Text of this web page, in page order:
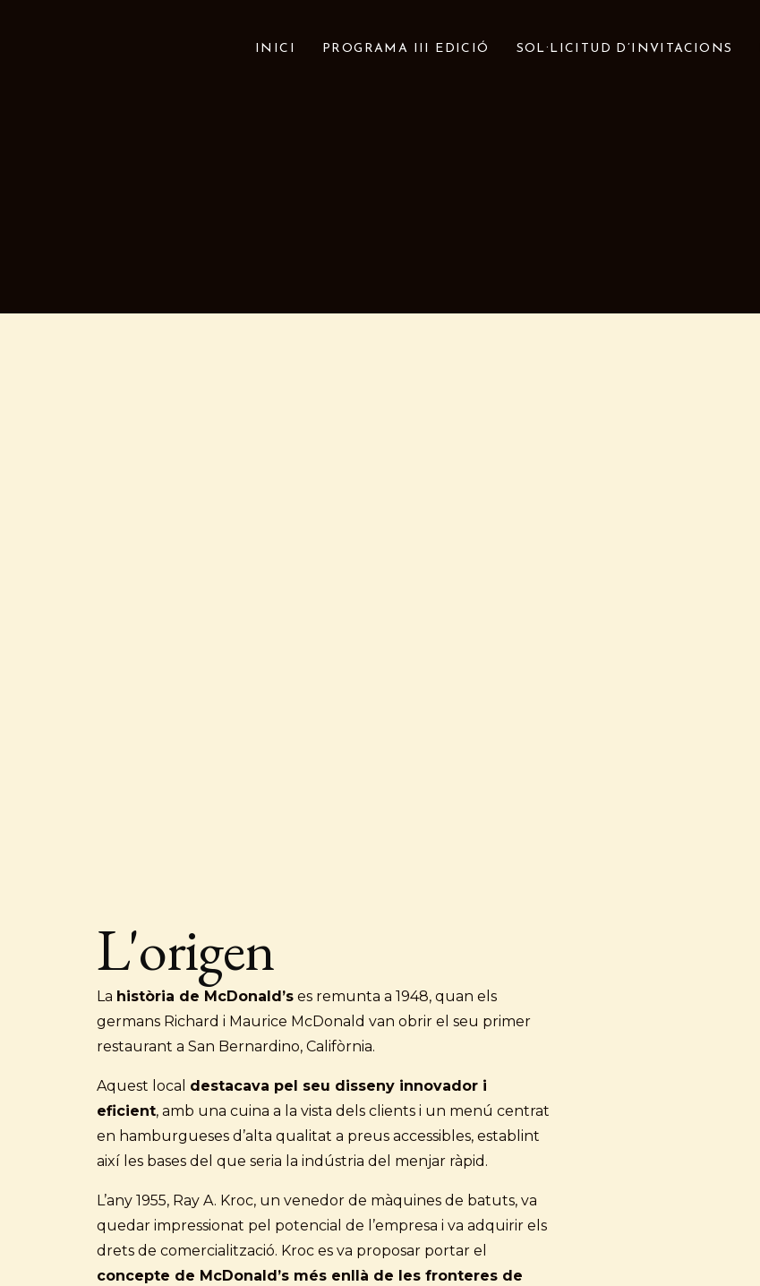
INICI PROGRAMA III EDICIÓ SOL·LICITUD D’INVITACIONS
L'origen
La història de McDonald’ses remunta a 1948, quan els
germans Richard i Maurice McDonald van obrir el seu primer
restaurant a San Bernardino, Califòrnia.
Aquest local destacava pel seu disseny innovador i
eficient, amb una cuina a la vista dels clients i un menú centrat
en hamburgueses d’alta qualitat a preus accessibles, establint
així les bases del que seria la indústria del menjar ràpid.
L’any 1955, Ray A. Kroc, un venedor de màquines de batuts, va
quedar impressionat pel potencial de l’empresa i va adquirir els
drets de comercialització. Kroc es va proposar portar el
concepte de McDonald’s més enllà de les fronteres de